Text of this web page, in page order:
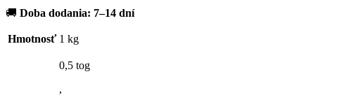
🚚 Doba dodania: 7–14 dní
Hmotnosť 1 kg
0,5 tog
,